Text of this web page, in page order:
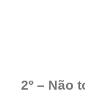
2º – Não